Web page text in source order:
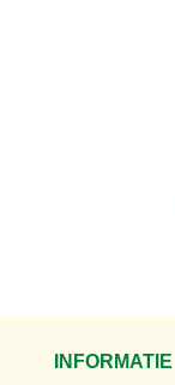
INFORMATIE